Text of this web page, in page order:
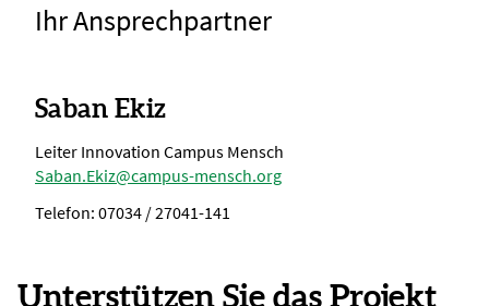
Ihr Ansprechpartner
Saban Ekiz
Leiter Innovation Campus Mensch
Saban.Ekiz@campus-mensch.org
Telefon: 07034 / 27041-141
Unterstützen Sie das Projekt